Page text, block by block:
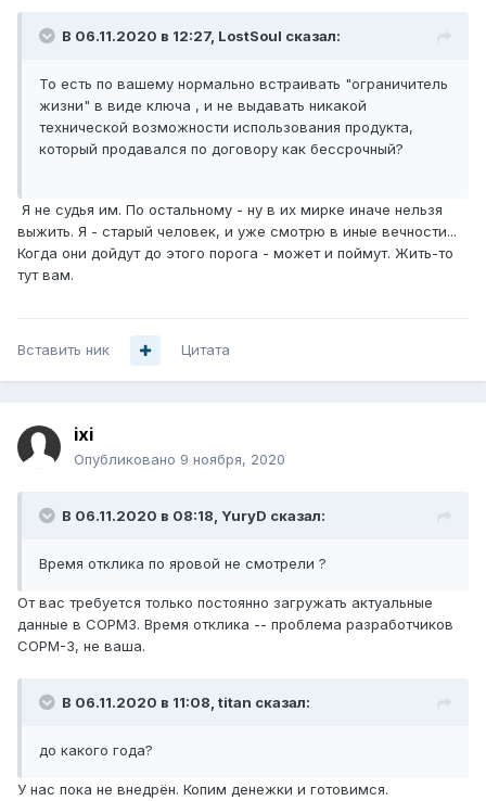
В 06.11.2020 в 12:27, LostSoul сказал:
То есть по вашему нормально встраивать "ограничитель
жизни" в виде ключа , и не выдавать никакой
технической возможности использования продукта,
который продавался по договору как бессрочный?
Я не судья им. По остальному - ну в их мирке иначе нельзя
выжить. Я - старый человек, и уже смотрю в иные вечности...
Когда они дойдут до этого порога - может и поймут. Жить-то
тут вам.
Вставить ник Цитата
ixi
Опубликовано 9 ноября, 2020
В 06.11.2020 в 08:18, YuryD сказал:
Время отклика по яровой не смотрели ?
От вас требуется только постоянно загружать актуальные
данные в СОРМ3. Время отклика -- проблема разработчиков
СОРМ-3, не ваша.
В 06.11.2020 в 11:08, titan сказал:
до какого года?
У нас пока не внедрён. Копим денежки и готовимся.